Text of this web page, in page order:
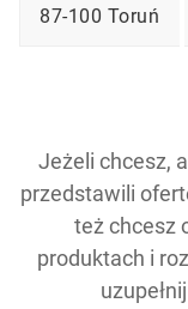
87-100 Toruń
Jeżeli chcesz,
przedstawili
też chcesz
produktach i